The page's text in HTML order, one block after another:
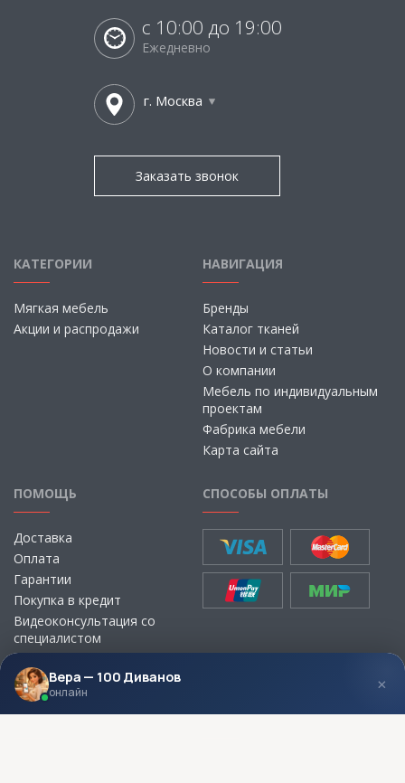
с 10:00 до 19:00
Ежедневно
г. Москва
Заказать звонок
КАТЕГОРИИ
Мягкая мебель
Акции и распродажи
НАВИГАЦИЯ
Бренды
Каталог тканей
Новости и статьи
О компании
Мебель по индивидуальным
проектам
Фабрика мебели
Карта сайта
ПОМОЩЬ
Доставка
Оплата
Гарантии
Покупка в кредит
Видеоконсультация со
специалистом
Выбор ткани для мебели без
визита в магазин
СПОСОБЫ ОПЛАТЫ
МЫ В СОЦСЕТЯХ КОНТАКТЫ
Вера — 100 Диванов
онлайн ×